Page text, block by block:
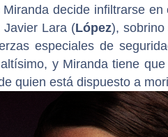
decide infiltrarse
Lara (López),
especiales de
y Miranda tiene
quien está dispuesto a